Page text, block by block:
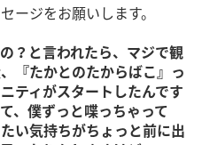
ジをお願いします。
？と言われたら、マジで観
『たかとのたからばこ』っ
ティがスタートしたんです
、僕ずっと喋っちゃって
い気持ちがちょっと前に出